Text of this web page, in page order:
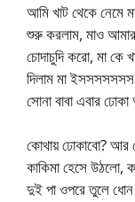
আমি খাট থেকে নেমে
শুরু করলাম, মাও
চোদাচুদি করো, মা কে
দিলাম মা
সোনা বাবা এবার
কোথায় ঢোকাবো? আর
কাকিমা হেসে উঠলো,
দুই পা ওপরে তুলে